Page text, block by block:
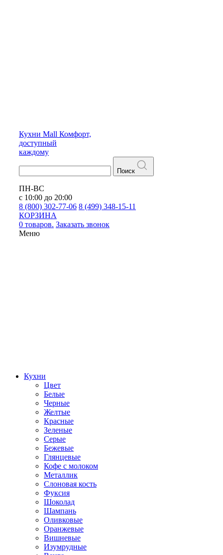
Кухни Mall Комфорт,
доступный
каждому
Поиск
ПН-ВС
с 10:00 до 20:00
8 (800) 302-77-06 8 (499) 348-15-11
КОРЗИНА
0 товаров. Заказать звонок
Меню
Кухни
Цвет
Белые
Черные
Желтые
Красные
Зеленые
Серые
Бежевые
Глянцевые
Кофе с молоком
Металлик
Слоновая кость
Фуксия
Шоколад
Шампань
Оливковые
Оранжевые
Вишневые
Изумрудные